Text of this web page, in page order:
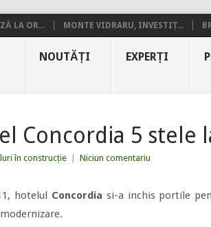
LA OR... MONTE VIDRARU, INVESTIȚ...
NOUTĂȚI EXPERȚI
Concordia 5 stele
în construcție Niciun comentariu
hotelul Concordia si-a inchis portile